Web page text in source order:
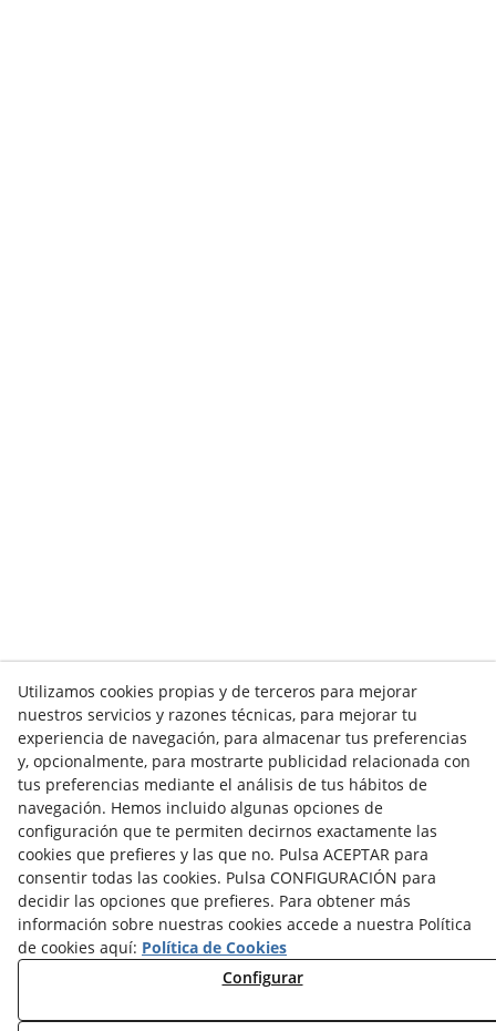
Utilizamos cookies propias y de terceros para mejorar
nuestros servicios y razones técnicas, para mejorar tu
experiencia de navegación, para almacenar tus preferencias
y, opcionalmente, para mostrarte publicidad relacionada con
tus preferencias mediante el análisis de tus hábitos de
navegación. Hemos incluido algunas opciones de
configuración que te permiten decirnos exactamente las
cookies que prefieres y las que no. Pulsa ACEPTAR para
consentir todas las cookies. Pulsa CONFIGURACIÓN para
decidir las opciones que prefieres. Para obtener más
información sobre nuestras cookies accede a nuestra Política
de cookies aquí: Política de Cookies
Configurar